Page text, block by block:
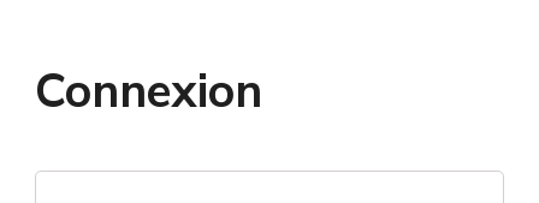
Connexion